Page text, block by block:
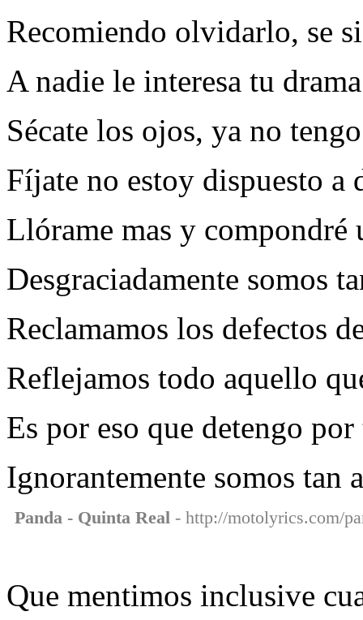
Recomiendo olvidarlo, se
A nadie le interesa tu
Sécate los ojos, ya no
Fíjate no estoy dispuesto a
Llórame mas y compondré
Desgraciadamente somos
Reclamamos los defectos
Reflejamos todo aquello
Es por eso que detengo
Ignorantemente somos tan
Panda - Quinta Real - http://motolyrics.com/
Que mentimos inclusive